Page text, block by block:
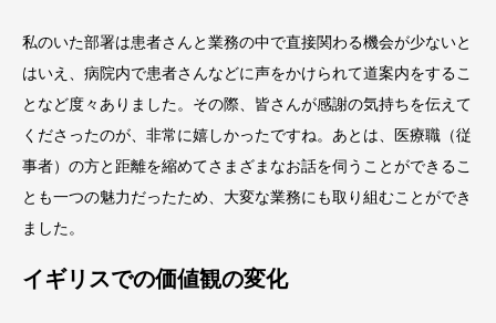
私のいた部署は患者さんと業務の中で直接関わる機会が少ないと
はいえ、病院内で患者さんなどに声をかけられて道案内をするこ
となど度々ありました。その際、皆さんが感謝の気持ちを伝えて
くださったのが、非常に嬉しかったですね。あとは、医療職（従
事者）の方と距離を縮めてさまざまなお話を伺うことができるこ
とも一つの魅力だったため、大変な業務にも取り組むことができ
ました。
イギリスでの価値観の変化